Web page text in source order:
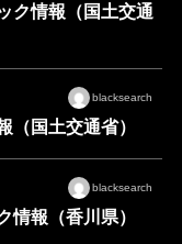
ク情報（国土交通
blacksearch
（国土交通省）
blacksearch
情報（香川県）